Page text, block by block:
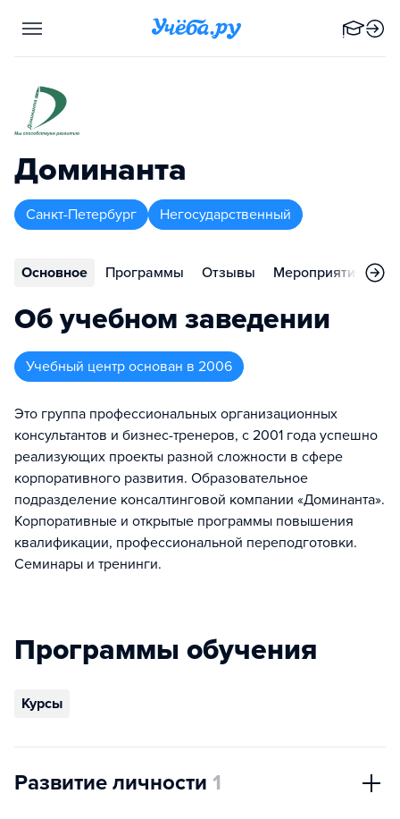
Доминанта
Санкт-Петербург Негосударственный
Основное Программы Отзывы Мероприятия
Об учебном заведении
Учебный центр основан в 2006
Это группа профессиональных организационных
консультантов и бизнес-тренеров, с 2001 года успешно
реализующих проекты разной сложности в сфере
корпоративного развития. Образовательное
подразделение консалтинговой компании «Доминанта».
Корпоративные и открытые программы повышения
квалификации, профессиональной переподготовки.
Семинары и тренинги.
Программы обучения
Курсы
Развитие личности 1